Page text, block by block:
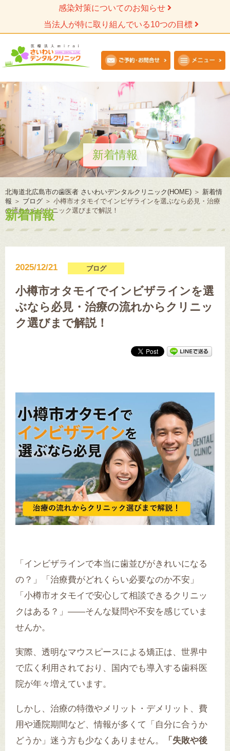
感染対策についてのお知らせ
当法人が特に取り組んでいる10つの目標
新着情報
北海道北広島市の歯医者 さいわいデンタルクリニック(HOME) ＞ 新着情
報 ＞ ブログ ＞ 小樽市オタモイでインビザラインを選ぶなら必見・治療
の流れからクリニック選びまで解説！
新着情報
2025/12/21 ブログ
小樽市オタモイでインビザラインを選
ぶなら必見・治療の流れからクリニッ
ク選びまで解説！
「インビザラインで本当に歯並びがきれいになる
の？」「治療費がどれくらい必要なのか不安」
「小樽市オタモイで安心して相談できるクリニッ
クはある？」——そんな疑問や不安を感じていま
せんか。
実際、透明なマウスピースによる矯正は、世界中
で広く利用されており、国内でも導入する歯科医
院が年々増えています。
しかし、治療の特徴やメリット・デメリット、費
用や通院期間など、情報が多くて「自分に合うか
どうか」迷う方も少なくありません。
「失敗や後